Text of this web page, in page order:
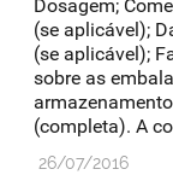
Dosagem;
(se aplicável);
(se aplicável);
sobre as
(completa). A
26/07/2016